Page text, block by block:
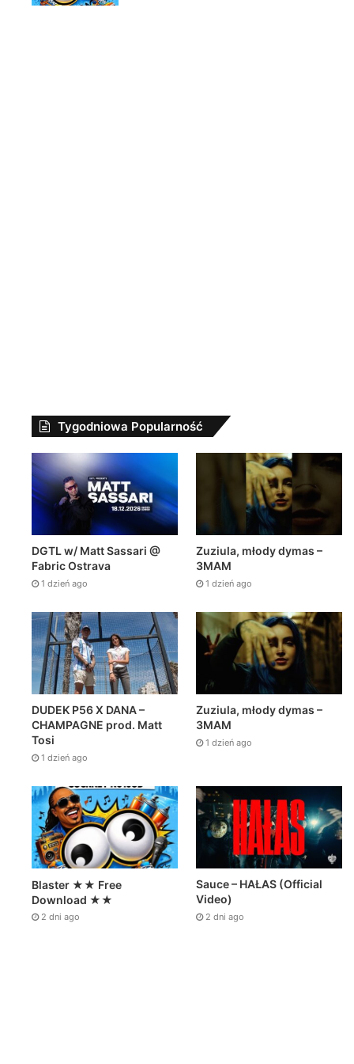
Tygodniowa Popularność
DGTL w/ Matt Sassari @
Fabric Ostrava
1 dzień ago
Zuziula, młody dymas –
3MAM
1 dzień ago
DUDEK P56 X DANA –
CHAMPAGNE prod. Matt
Tosi
1 dzień ago
Zuziula, młody dymas –
3MAM
1 dzień ago
Blaster ★★ Free
Download ★★
2 dni ago
Sauce – HAŁAS (Official
Video)
2 dni ago